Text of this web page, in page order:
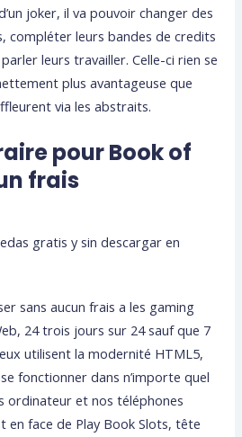
joker, il va pouvoir changer des
compléter leurs bandes de credits
leurs travailler. Celle-ci rien se
plus avantageuse que
via les abstraits.
pour Book of
frais
sans aucun frais a les gaming
24 trois jours sur 24 sauf que 7
utilisent la modernité HTML5,
fonctionner dans n’importe quel
ordinateur et nos téléphones
en face de Play Book Slots, tête